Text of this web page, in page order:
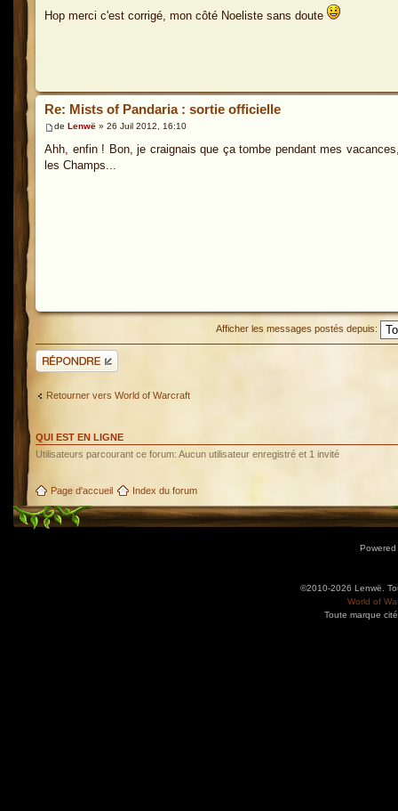
Hop merci c'est corrigé, mon côté Noeliste sans doute
Re: Mists of Pandaria : sortie officielle
de Lenwë » 26 Juil 2012, 16:10
Ahh, enfin ! Bon, je craignais que ça tombe pendant mes
les Champs...
Afficher les messages postés depuis:
Répondre
Retourner vers World of Warcraft
QUI EST EN LIGNE
Utilisateurs parcourant ce forum: Aucun utilisateur enregistré et 1 invité
Page d'accueil Index du forum
©2010-2026 Lenwë.
World of
Toute marque